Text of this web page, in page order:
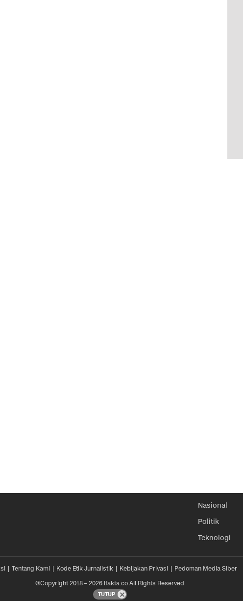
Nasional
Politik
Teknologi
Tentang Kami Kode Etik Jurnalistik Kebijakan Privasi
Pedoman Media Siber
©Copyright 2018 – 2026 ifakta.co All Rights Reserved
TUTUP